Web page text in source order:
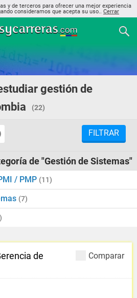
y de terceros para ofrecer una mejor experiencia
consideramos que acepta su uso.. Cerrar
gestión de
(22)
FILTRAR
de "Gestión de Sistemas"
/ PMP (11)
(7)
Comparar
de